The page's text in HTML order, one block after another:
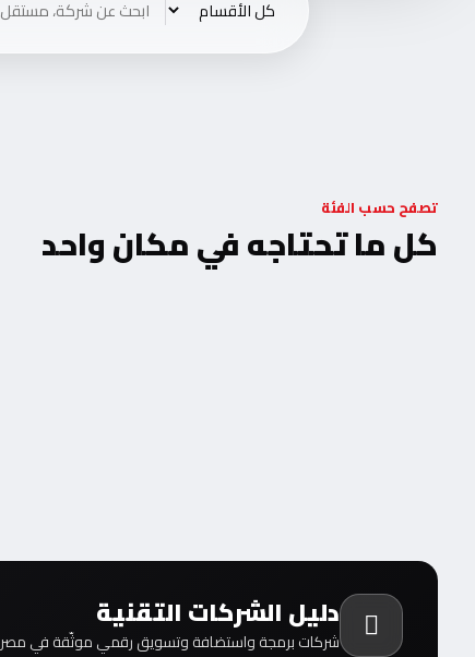
تصفح حسب الفئة
كل ما تحتاجه في مكان واحد
دليل الشركات التقنية
شركات برمجة واستضافة وتسويق رقمي موثّقة في مصر